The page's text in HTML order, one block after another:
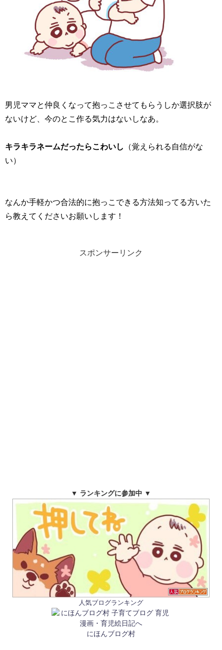
男児ママと仲良くなって抱っこさせてもらうしか選択肢が
ないけど、今のとこ作る気力はないしなあ。
キラキラネームだったらこわいし
（覚えられる自信がな
い）
なんか手軽かつ合法的に抱っこできる方法知ってる方いた
ら教えてくださいお願いします！
スポンサーリンク
▼ ランキングに参加中 ▼
人気ブログランキング
にほんブログ村